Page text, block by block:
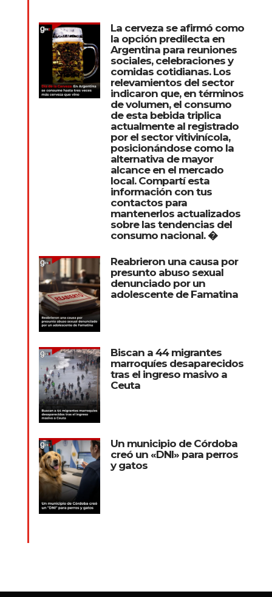
La cerveza se afirmó como
la opción predilecta en
Argentina para reuniones
sociales, celebraciones y
comidas cotidianas. Los
relevamientos del sector
indicaron que, en términos
de volumen, el consumo
de esta bebida triplica
actualmente al registrado
por el sector vitivinícola,
posicionándose como la
alternativa de mayor
alcance en el mercado
local. Compartí esta
información con tus
contactos para
mantenerlos actualizados
sobre las tendencias del
consumo nacional. �
Reabrieron una causa por
presunto abuso sexual
denunciado por un
adolescente de Famatina
Biscan a 44 migrantes
marroquíes desaparecidos
tras el ingreso masivo a
Ceuta
Un municipio de Córdoba
creó un «DNI» para perros
y gatos